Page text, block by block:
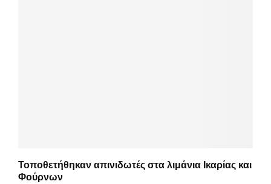
Τοποθετήθηκαν απινιδωτές στα λιμάνια Ικαρίας και
Φούρνων